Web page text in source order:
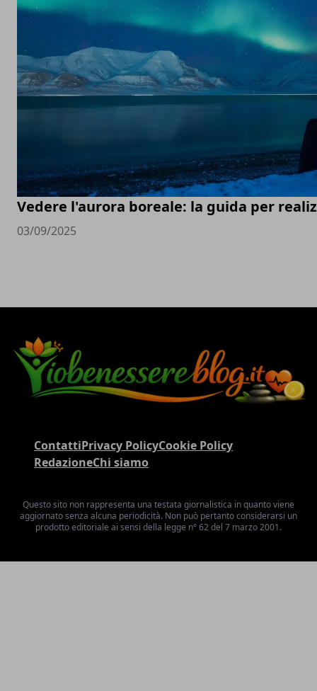
Vedere l'aurora boreale: la guida per
03/09/2025
ContattiPrivacy PolicyCookie Policy
RedazioneChi siamo
Questo sito non rappresenta una testata giornalistica in quanto viene
aggiornato senza alcuna periodicità. Non può pertanto considerarsi un
prodotto editoriale ai sensi della legge n° 62 del 7 marzo 2001.